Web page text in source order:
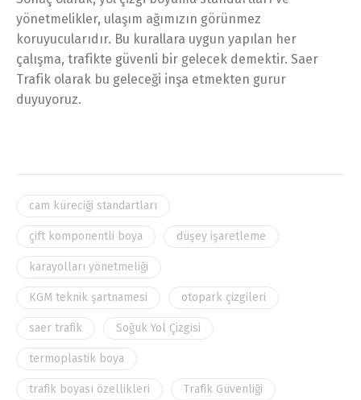
yönetmelikler, ulaşım ağımızın görünmez
koruyucularıdır. Bu kurallara uygun yapılan her
çalışma, trafikte güvenli bir gelecek demektir. Saer
Trafik olarak bu geleceği inşa etmekten gurur
duyuyoruz.
cam küreciği standartları
çift komponentli boya düşey işaretleme
karayolları yönetmeliği
KGM teknik şartnamesi otopark çizgileri
saer trafik Soğuk Yol Çizgisi
termoplastik boya
trafik boyası özellikleri Trafik Güvenliği